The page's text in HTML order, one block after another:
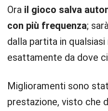
Ora il gioco salva
con più frequenza;
dalla partita in
esattamente da dove
Miglioramenti sono
prestazione, visto che